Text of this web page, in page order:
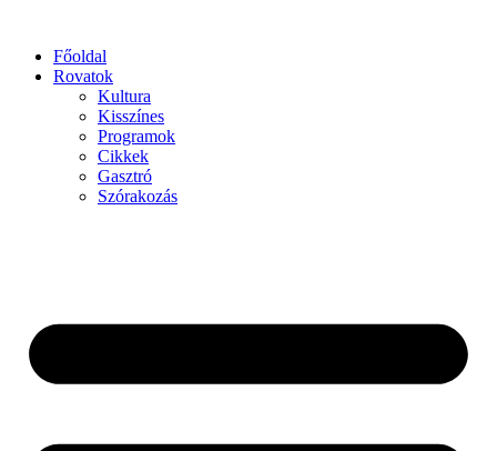
Főoldal
Rovatok
Kultura
Kisszínes
Programok
Cikkek
Gasztró
Szórakozás